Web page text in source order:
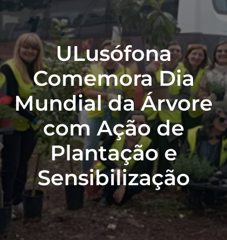
ULusófona
Comemora Dia
Mundial da Árvore
com Ação de
Plantação e
Sensibilização